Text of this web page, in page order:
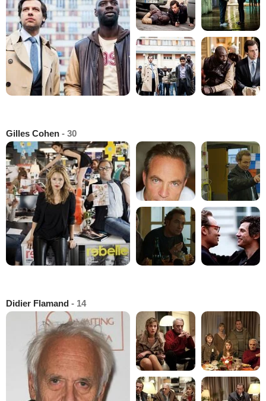
Gilles Cohen - 30
Didier Flamand - 14